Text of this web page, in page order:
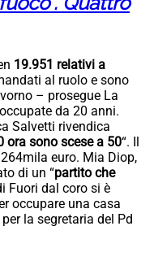
19.951 relativi a
al ruolo e sono
– prosegue La
da 20 anni.
Salvetti rivendica
ora sono scese a 50“. Il
euro. Mia Diop,
di un “partito che
Fuori dal coro si è
occupare una casa
la segretaria del Pd